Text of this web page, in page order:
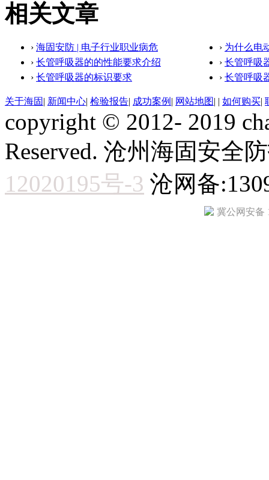
相关文章
› 海固安防 | 电子行业职业病危 › 为什么电
› 长管呼吸器的的性能要求介绍 › 长管呼吸
› 长管呼吸器的标识要求 › 长管呼吸
关于海固 | 新闻中心| 检验报告| 成功案例 | 网站地图| | 如何购买|
copyright © 2012- 2019
Reserved. 沧州海固安全
12020195号-3 沧网备
冀公网安备